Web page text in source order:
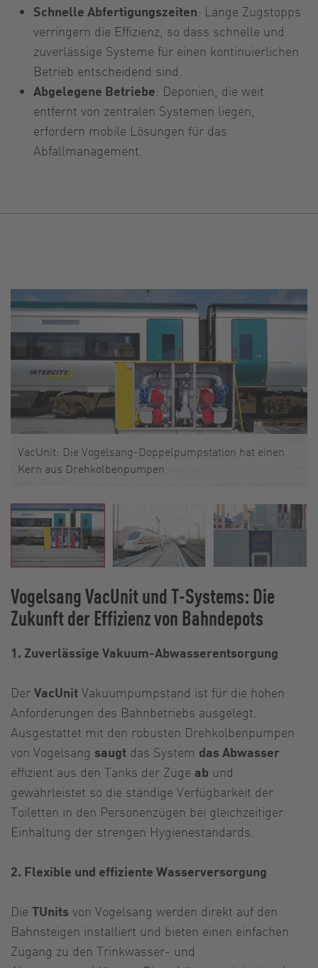
Schnelle Abfertigungszeiten: Lange Zugstopps
verringern die Effizienz, so dass schnelle und
zuverlässige Systeme für einen kontinuierlichen
Betrieb entscheidend sind.
Abgelegene Betriebe: Deponien, die weit
entfernt von zentralen Systemen liegen,
erfordern mobile Lösungen für das
Abfallmanagement.
VacUnit: Die Vogelsang-Doppelpumpstation hat einen
Kern aus Drehkolbenpumpen
Vogelsang VacUnit und T-Systems: Die
Zukunft der Effizienz von Bahndepots
1. Zuverlässige Vakuum-Abwasserentsorgung
Der VacUnit Vakuumpumpstand ist für die hohen
Anforderungen des Bahnbetriebs ausgelegt.
Ausgestattet mit den robusten Drehkolbenpumpen
von Vogelsang saugt das System das Abwasser
effizient aus den Tanks der Züge ab und
gewährleistet so die ständige Verfügbarkeit der
Toiletten in den Personenzügen bei gleichzeitiger
Einhaltung der strengen Hygienestandards.
2. Flexible und effiziente Wasserversorgung
Die TUnits von Vogelsang werden direkt auf den
Bahnsteigen installiert und bieten einen einfachen
Zugang zu den Trinkwasser- und